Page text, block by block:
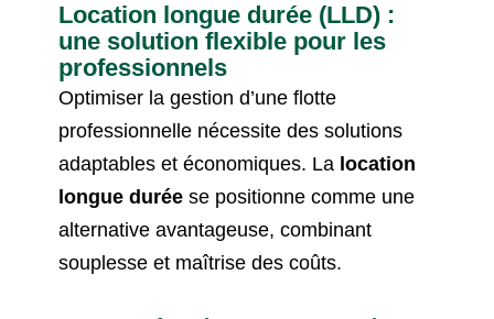
Location longue durée (LLD) :
une solution flexible pour les
professionnels
Optimiser la gestion d’une flotte
professionnelle nécessite des solutions
adaptables et économiques. La location
longue durée se positionne comme une
alternative avantageuse, combinant
souplesse et maîtrise des coûts.